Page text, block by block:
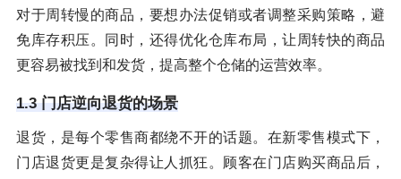
对于周转慢的商品，要想办法促销或者调整采购策略，避
免库存积压。同时，还得优化仓库布局，让周转快的商品
更容易被找到和发货，提高整个仓储的运营效率。
1.3 门店逆向退货的场景
退货，是每个零售商都绕不开的话题。在新零售模式下，
门店退货更是复杂得让人抓狂。顾客在门店购买商品后，